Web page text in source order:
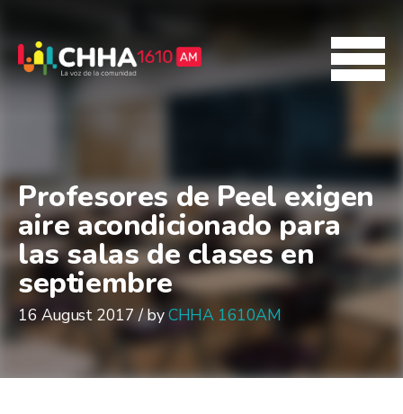
Profesores de Peel exigen
aire acondicionado para
las salas de clases en
septiembre
16 August 2017 / byCHHA 1610AM